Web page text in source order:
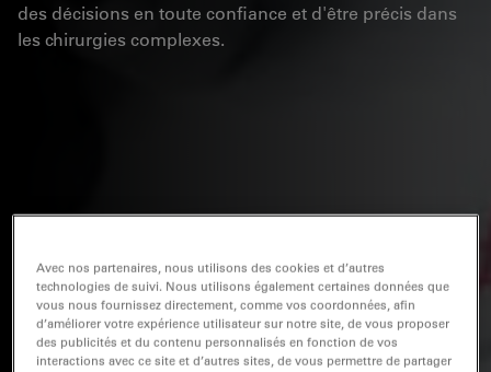
des décisions en toute confiance et d'être précis dans
les chirurgies complexes.
Avec nos partenaires, nous utilisons des cookies et d’autres
technologies de suivi. Nous utilisons également certaines données que
vous nous fournissez directement, comme vos coordonnées, afin
d’améliorer votre expérience utilisateur sur notre site, de vous proposer
des publicités et du contenu personnalisés en fonction de vos
interactions avec ce site et d’autres sites, de vous permettre de partager